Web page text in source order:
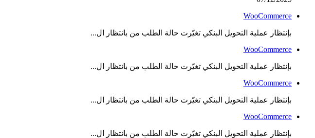
WooCommerce
بإنتظار عملية التحويل البنكي تغيّرت حالة الطلب من بانتظار ال...
WooCommerce
بإنتظار عملية التحويل البنكي تغيّرت حالة الطلب من بانتظار ال...
WooCommerce
بإنتظار عملية التحويل البنكي تغيّرت حالة الطلب من بانتظار ال...
WooCommerce
بإنتظار عملية التحويل البنكي تغيّرت حالة الطلب من بانتظار ال...